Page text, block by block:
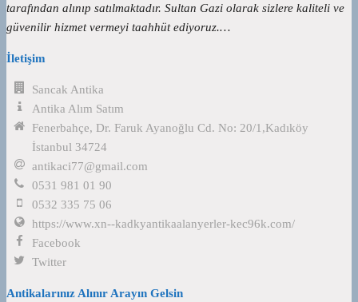
tarafından alınıp satılmaktadır. Sultan Gazi olarak sizlere kaliteli ve
güvenilir hizmet vermeyi taahhüt ediyoruz.…
İletişim
Sancak Antika
Antika Alım Satım
Fenerbahçe, Dr. Faruk Ayanoğlu Cd. No: 20/1,Kadıköy
İstanbul 34724
antikaci77@gmail.com
0531 981 01 90
0532 335 75 06
https://www.xn--kadkyantikaalanyerler-kec96k.com/
Facebook
Twitter
Antikalarınız Alınır Arayın Gelsin